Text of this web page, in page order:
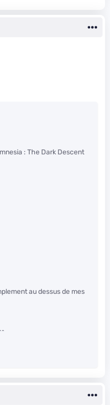
: The Dark Descent
au dessus de mes